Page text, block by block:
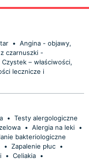
• Angina - objawy,
czarnuszki -
Czystek – właściwości,
lecznicze i
• Testy alergologiczne
• Alergia na leki •
bakteriologiczne
• Zapalenie płuc •
• Celiakia •